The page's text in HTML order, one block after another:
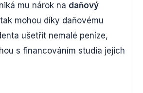
mu nárok na daňový
mohou díky daňovému
ušetřit nemalé peníze,
s financováním studia jejich